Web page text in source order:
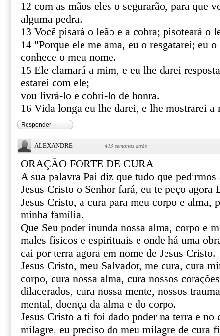
12 com as mãos eles o segurarão, para que
alguma pedra.
13 Você pisará o leão e a cobra; pisoteará o
14 "Porque ele me ama, eu o resgatarei; eu
conhece o meu nome.
15 Ele clamará a mim, e eu lhe darei
estarei com ele;
vou livrá-lo e cobri-lo de honra.
16 Vida longa eu lhe darei, e lhe mostrarei a
Responder
ALEXANDRE · 413 semanas atrás
ORAÇÃO FORTE DE CURA
A sua palavra Pai diz que tudo que pedirmos
Jesus Cristo o Senhor fará, eu te peço agora
Jesus Cristo, a cura para meu corpo e alma,
minha família.
Que Seu poder inunda nossa alma, corpo e
males físicos e espirituais e onde há uma
cai por terra agora em nome de Jesus Cristo.
Jesus Cristo, meu Salvador, me cura, cura
corpo, cura nossa alma, cura nossos
dilacerados, cura nossa mente, nossos
mental, doença da alma e do corpo.
Jesus Cristo a ti foi dado poder na terra e no
milagre, eu preciso do meu milagre de cura